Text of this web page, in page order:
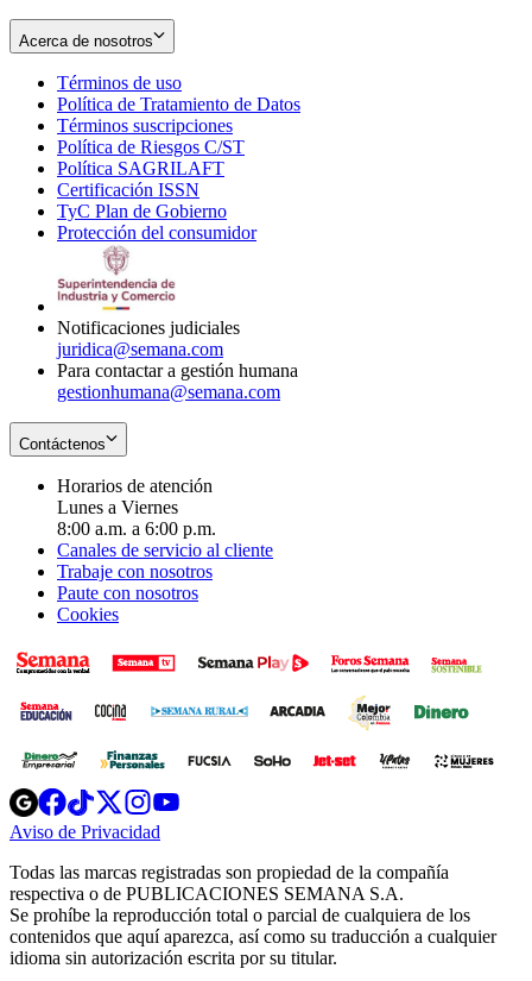
Acerca de nosotros
Términos de uso
in
new
window
Política de Tratamiento de Datos
Términos suscripciones
in
Política de Riesgos C/ST
Política SAGRILAFT
new
window
Certificación ISSN
in
new
TyC Plan de Gobierno
in
Protección del consumidorOpens
Notificaciones judiciales
juridica@semana.com
Para contactar a gestión humana
gestionhumana@semana.com
Contáctenos
Horarios de atención
Lunes a Viernes
8:00 a.m. a 6:00 p.m.
Canales de servicio al cliente
Trabaje con nosotros
Paute con nosotros
Cookies
Opens
in
new
Opens
in
new
Opens
in
new
window
Opens
new
windowwindow
Aviso de Privacidad
new
window
Todas las marcas registradas son propiedad de la compañía
respectiva o de PUBLICACIONES SEMANA S.A.
Se prohíbe la reproducción total o parcial de cualquiera de los
contenidos que aquí aparezca, así como su traducción a cualquier
idioma sin autorización escrita por su titular.